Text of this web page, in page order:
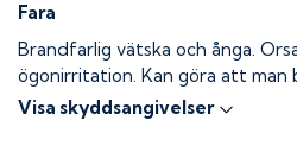
Fara
Brandfarlig vätska och ånga.
ögonirritation. Kan göra att man
Visa skyddsangivelser